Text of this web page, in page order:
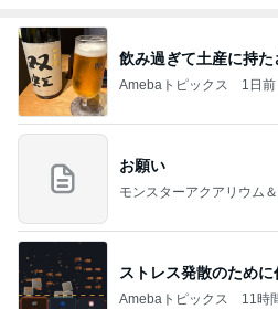
飲み過ぎて土産に持た
Amebaトピックス 1日前
お願い
モンスターアクアリウム
ストレス発散のため
Amebaトピックス 11時